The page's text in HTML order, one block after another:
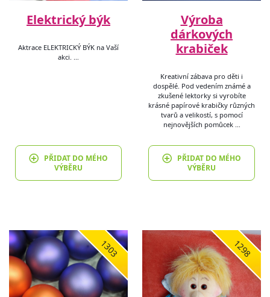
Elektrický býk
Aktrace ELEKTRICKÝ BÝK na Vaší
akci. …
PŘIDAT DO MÉHO
VÝBĚRU
Výroba
dárkových
krabiček
Kreativní zábava pro děti i
dospělé. Pod vedením známé a
zkušené lektorky si vyrobíte
krásné papírové krabičky různých
tvarů a velikostí, s pomocí
nejnovějších pomůcek …
PŘIDAT DO MÉHO
VÝBĚRU
1303 1298